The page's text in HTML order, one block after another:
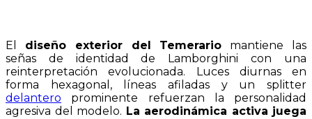
El diseño exterior del Temerario mantiene las
señas de identidad de Lamborghini con una
reinterpretación evolucionada. Luces diurnas en
forma hexagonal, líneas afiladas y un splitter
delantero prominente refuerzan la personalidad
agresiva del modelo. La aerodinámica activa juega